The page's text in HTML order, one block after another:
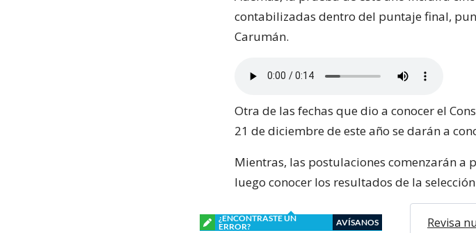
contabilizadas dentro del puntaje final,
Carumán.
Otra de las fechas que dio a conocer el
21 de diciembre de este año se darán a
Mientras, las postulaciones comenzarán a
luego conocer los resultados de la
¿ENCONTRASTE UN
ERROR?
AVÍSANOS Revisa